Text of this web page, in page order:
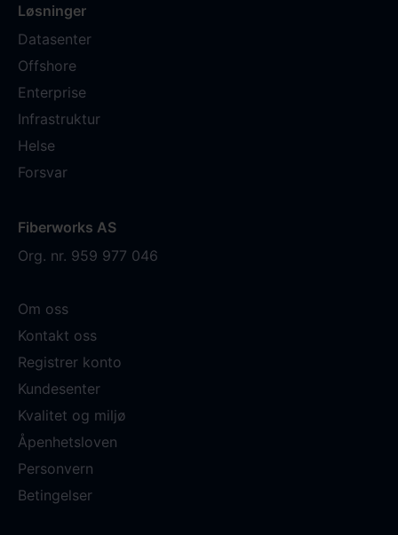
Løsninger
Datasenter
Offshore
Enterprise
Infrastruktur
Helse
Forsvar
Fiberworks AS
Org. nr. 959 977 046
Om oss
Kontakt oss
Registrer konto
Kundesenter
Kvalitet og miljø
Åpenhetsloven
Personvern
Betingelser